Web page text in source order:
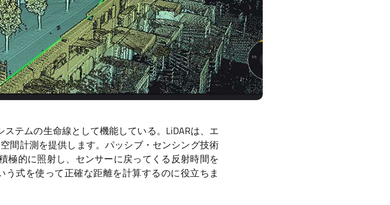
テムの生命線として機能している。LiDARは、エ
間計測を提供します。パッシブ・センシング技術
極的に照射し、センサーに戻ってくる反射時間を
式を使って正確な距離を計算するのに役立ちま